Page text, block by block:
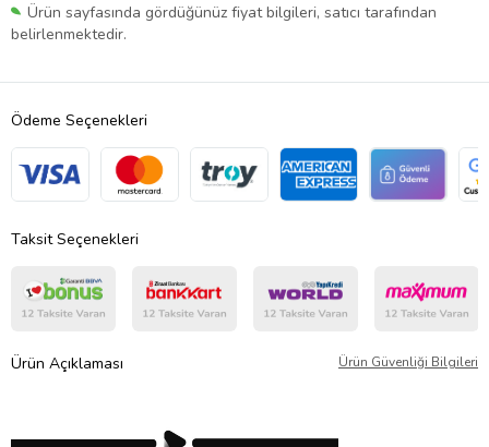
Ürün sayfasında gördüğünüz fiyat bilgileri, satıcı tarafından
belirlenmektedir.
Ödeme Seçenekleri
Taksit Seçenekleri
Ürün Açıklaması Ürün Güvenliği Bilgileri